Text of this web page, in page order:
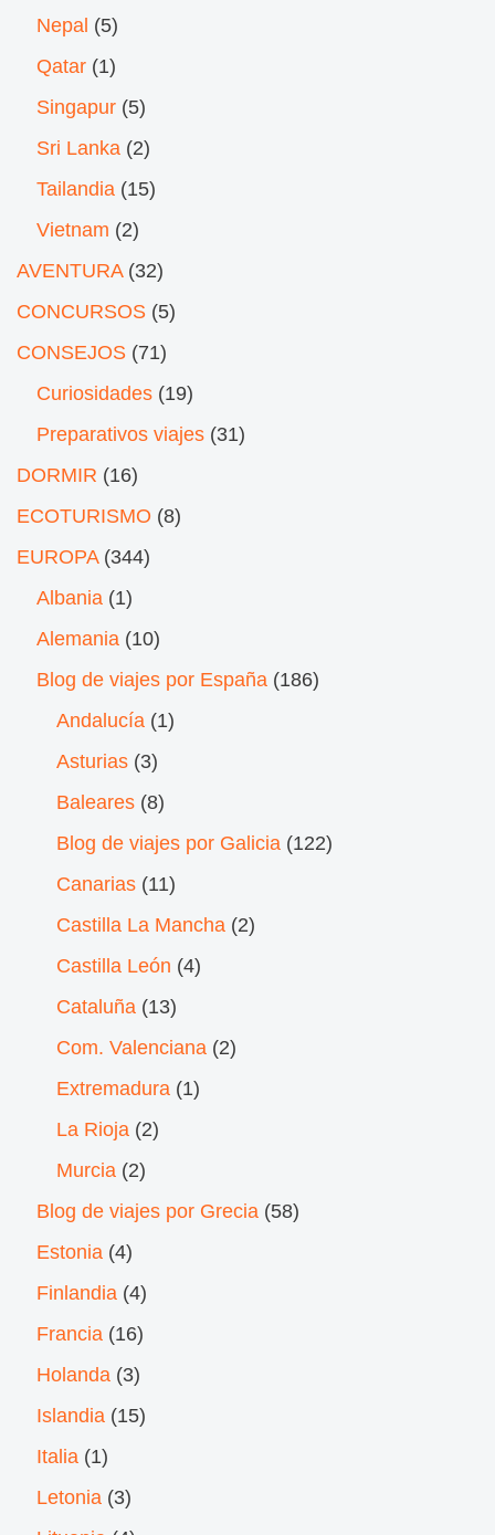
Nepal (5)
Qatar (1)
Singapur (5)
Sri Lanka (2)
Tailandia (15)
Vietnam (2)
AVENTURA(32)
CONCURSOS (5)
CONSEJOS (71)
Curiosidades (19)
Preparativos viajes (31)
DORMIR (16)
ECOTURISMO (8)
EUROPA(344)
Albania (1)
Alemania (10)
Blog de viajes por España (186)
Andalucía (1)
Asturias (3)
Baleares (8)
Blog de viajes por Galicia (122)
Canarias (11)
Castilla La Mancha (2)
Castilla León (4)
Cataluña (13)
Com. Valenciana (2)
Extremadura (1)
La Rioja (2)
Murcia (2)
Blog de viajes por Grecia (58)
Estonia (4)
Finlandia (4)
Francia (16)
Holanda (3)
Islandia (15)
Italia (1)
Letonia (3)